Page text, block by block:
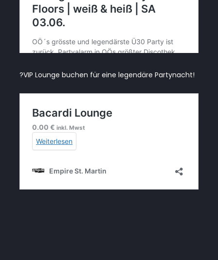
?VIP Lounge buchen für eine legendäre Partynacht!